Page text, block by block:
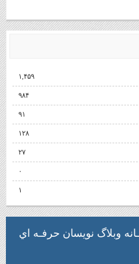
۱,۴۵۹
۹۸۴
۹۱
۱۲۸
۲۷
۰
۱
وبلاگ نويسان حرفـه اي